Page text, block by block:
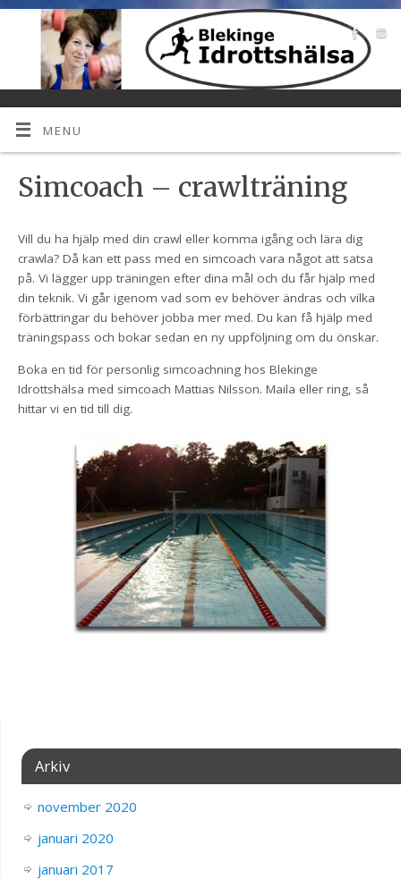
MENU
Simcoach – crawlträning
Vill du ha hjälp med din crawl eller komma igång och lära dig
crawla? Då kan ett pass med en simcoach vara något att satsa
på. Vi lägger upp träningen efter dina mål och du får hjälp med
din teknik. Vi går igenom vad som ev behöver ändras och vilka
förbättringar du behöver jobba mer med. Du kan få hjälp med
träningspass och bokar sedan en ny uppföljning om du önskar.
Boka en tid för personlig simcoachning hos Blekinge
Idrottshälsa med simcoach Mattias Nilsson. Maila eller ring, så
hittar vi en tid till dig.
Arkiv
november 2020
januari 2020
januari 2017